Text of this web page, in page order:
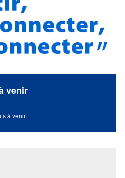
venir
à venir.